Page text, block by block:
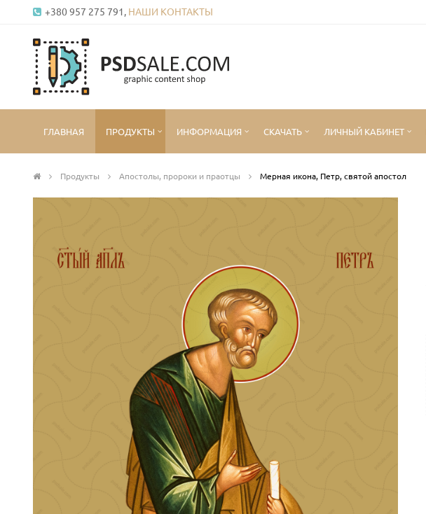
+380 957 275 791, НАШИ КОНТАКТЫ
ГЛАВНАЯ ПРОДУКТЫ ИНФОРМАЦИЯ СКАЧАТЬ ЛИЧНЫЙ КАБИНЕТ
Продукты Апостолы, пророки и праотцы Мерная икона, Петр, святой апостол